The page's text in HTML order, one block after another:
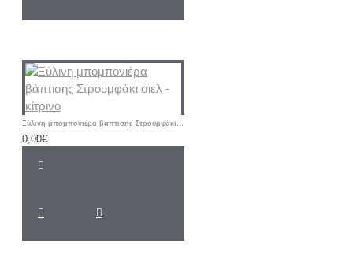
Ξύλινη μπομπονιέρα βάπτισης Στρουμφάκι σιελ - κίτρινο
0,00€